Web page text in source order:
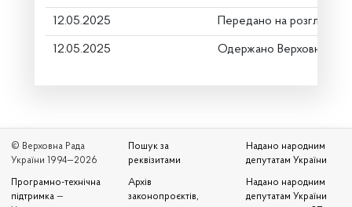
12.05.2025 Передано на розгляд
12.05.2025 Одержано Верховною
© Верховна Рада
України 1994—2026
Програмно-технічна
підтримка —
Пошук за
реквізитами
Архів
законопроєктів,
Надано народним
депутатам України
Надано народним
депутатам України